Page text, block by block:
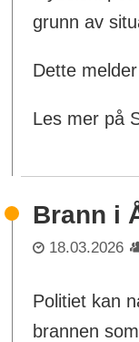
grunn av
Dette
Les mer på
Brann i
18.03.2026
Politiet kan
brannen